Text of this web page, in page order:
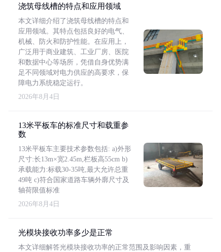
浇筑母线槽的特点和应用领域
本文详细介绍了浇筑母线槽的特点和
应用领域。其特点包括良好的电气、
机械、防火和防护性能。在应用上，
广泛用于商业建筑、工业厂房、医院
和数据中心等场所，凭借自身优势满
足不同领域对电力供应的高要求，保
障电力系统稳定运行。
2026年8月4日
13米平板车的标准尺寸和载重参
数
13米平板车主要技术参数包括: a)外形
尺寸:长13m×宽2.45m,栏板高55cm b)
承载能力:标载30-35吨,最大允许总重
49吨 c)符合国家道路车辆外廓尺寸及
轴荷限值标准
2026年8月4日
光模块接收功率多少是正常
本文详细解答光模块接收功率的正常范围及影响因素，重